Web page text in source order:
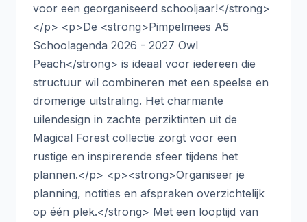
voor een georganiseerd schooljaar!</strong>
</p> <p>De <strong>Pimpelmees A5
Schoolagenda 2026 - 2027 Owl
Peach</strong> is ideaal voor iedereen die
structuur wil combineren met een speelse en
dromerige uitstraling. Het charmante
uilendesign in zachte perziktinten uit de
Magical Forest collectie zorgt voor een
rustige en inspirerende sfeer tijdens het
plannen.</p> <p><strong>Organiseer je
planning, notities en afspraken overzichtelijk
op één plek.</strong> Met een looptijd van